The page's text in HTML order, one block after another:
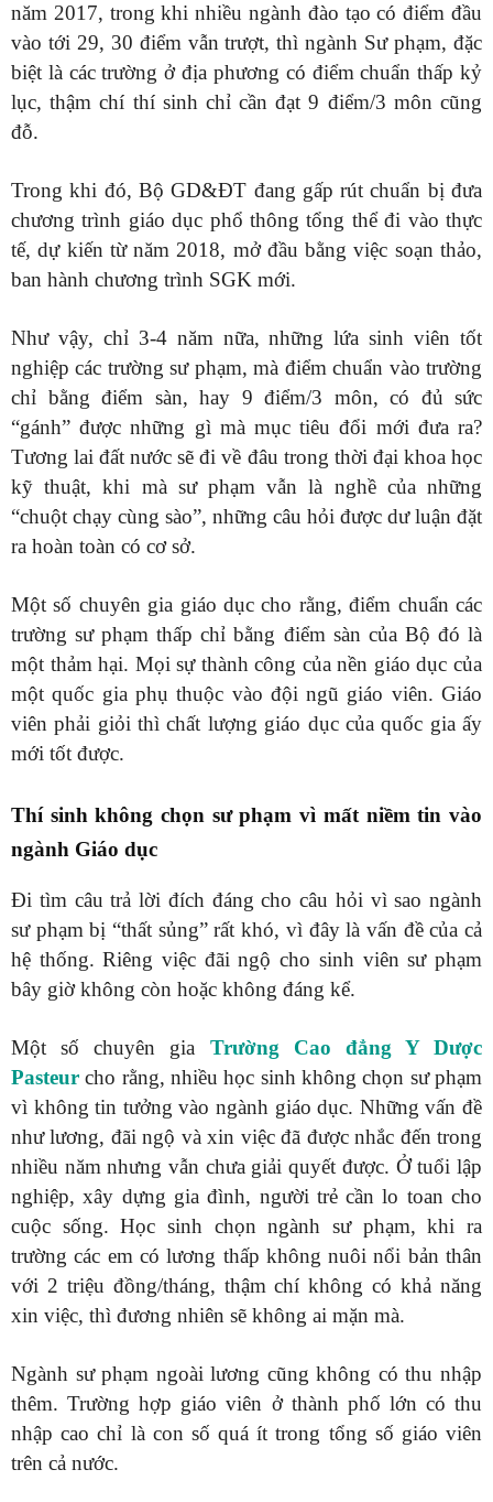
năm 2017, trong khi nhiều ngành đào tạo có điểm đầu
vào tới 29, 30 điểm vẫn trượt, thì ngành Sư phạm, đặc
biệt là các trường ở địa phương có điểm chuẩn thấp kỷ
lục, thậm chí thí sinh chỉ cần đạt 9 điểm/3 môn cũng
đỗ.
Trong khi đó, Bộ GD&ĐT đang gấp rút chuẩn bị đưa
chương trình giáo dục phổ thông tổng thể đi vào thực
tế, dự kiến từ năm 2018, mở đầu bằng việc soạn thảo,
ban hành chương trình SGK mới.
Như vậy, chỉ 3-4 năm nữa, những lứa sinh viên tốt
nghiệp các trường sư phạm, mà điểm chuẩn vào trường
chỉ bằng điểm sàn, hay 9 điểm/3 môn, có đủ sức
“gánh” được những gì mà mục tiêu đổi mới đưa ra?
Tương lai đất nước sẽ đi về đâu trong thời đại khoa học
kỹ thuật, khi mà sư phạm vẫn là nghề của những
“chuột chạy cùng sào”, những câu hỏi được dư luận đặt
ra hoàn toàn có cơ sở.
Một số chuyên gia giáo dục cho rằng, điểm chuẩn các
trường sư phạm thấp chỉ bằng điểm sàn của Bộ đó là
một thảm hại. Mọi sự thành công của nền giáo dục của
một quốc gia phụ thuộc vào đội ngũ giáo viên. Giáo
viên phải giỏi thì chất lượng giáo dục của quốc gia ấy
mới tốt được.
Thí sinh không chọn sư phạm vì mất niềm tin vào
ngành Giáo dục
Đi tìm câu trả lời đích đáng cho câu hỏi vì sao ngành
sư phạm bị “thất sủng” rất khó, vì đây là vấn đề của cả
hệ thống. Riêng việc đãi ngộ cho sinh viên sư phạm
bây giờ không còn hoặc không đáng kể.
Một số chuyên gia Trường Cao đẳng Y Dược
Pasteur cho rằng, nhiều học sinh không chọn sư phạm
vì không tin tưởng vào ngành giáo dục. Những vấn đề
như lương, đãi ngộ và xin việc đã được nhắc đến trong
nhiều năm nhưng vẫn chưa giải quyết được. Ở tuổi lập
nghiệp, xây dựng gia đình, người trẻ cần lo toan cho
cuộc sống. Học sinh chọn ngành sư phạm, khi ra
trường các em có lương thấp không nuôi nổi bản thân
với 2 triệu đồng/tháng, thậm chí không có khả năng
xin việc, thì đương nhiên sẽ không ai mặn mà.
Ngành sư phạm ngoài lương cũng không có thu nhập
thêm. Trường hợp giáo viên ở thành phố lớn có thu
nhập cao chỉ là con số quá ít trong tổng số giáo viên
trên cả nước.